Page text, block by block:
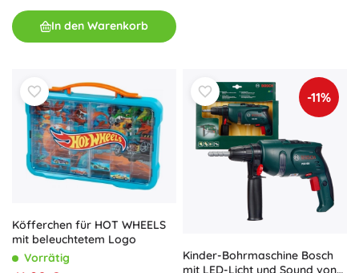
In den Warenkorb
Köfferchen für HOT WHEELS
mit beleuchtetem Logo
Vorrätig
-11%
Kinder-Bohrmaschine Bosch
mit LED-Licht und Sound von